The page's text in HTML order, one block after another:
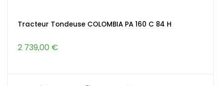
Tracteur Tondeuse COLOMBIA PA 160 C 84 H
2 739,00 €